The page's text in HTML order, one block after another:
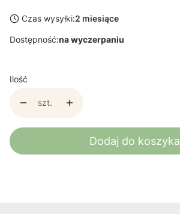
Czas wysyłki:2 miesiące
Dostępność:na wyczerpaniu
Ilość
szt.
Dodaj do koszyka